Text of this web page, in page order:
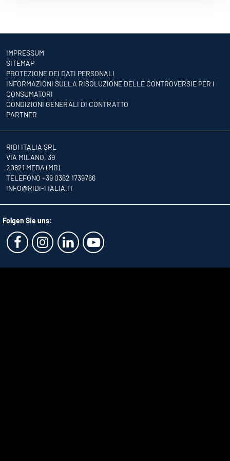
IMPRESSUM
SITEMAP
PROTEZIONE DEI DATI PERSONALI
INFORMAZIONI SULLA RISOLUZIONE DELLE CONTROVERSIE PER I
CONSUMATORI
CONDIZIONI GENERALI DI CONTRATTO
PARTNER
RIDI ITALIA SRL
VIA MILANO, 39
20821 MEDA (MB)
TELEFONO +39 0362 1739766
INFO@RIDI-ITALIA.IT
Folgen Sie uns: